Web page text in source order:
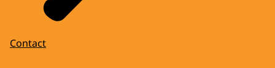
Contact